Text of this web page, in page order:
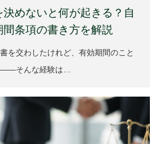
めないと何が起きる？自
条項の書き方を解説
を交わしたけれど、有効期間のこと
——そんな経験は…